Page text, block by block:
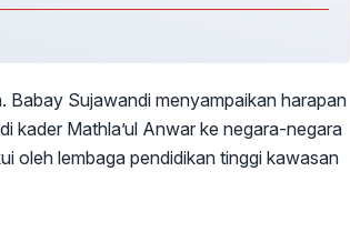
Babay Sujawandi menyampaikan harapan
kader Mathla’ul Anwar ke negara-negara
oleh lembaga pendidikan tinggi kawasan